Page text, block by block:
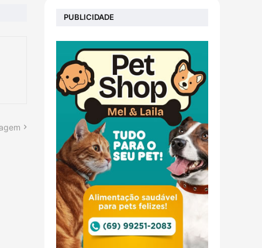
PUBLICIDADE